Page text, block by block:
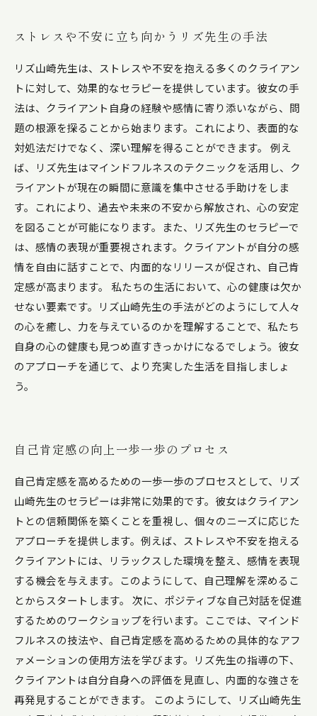
ストレスや不安に立ち向かうリズ先生の手法
リズ山崎先生は、ストレスや不安を抱える多くのクライアン
トに対して、効果的なセラピーを提供しています。彼女の手
法は、クライアント自身の経験や感情に寄り添いながら、問
題の根源を探ることから始まります。これにより、表面的な
対処法だけでなく、深い理解を得ることができます。 例え
ば、リズ先生はマインドフルネスのテクニックを活用し、ク
ライアントが現在の瞬間に意識を集中させる手助けをしま
す。これにより、過去や未来の不安から解放され、心の安定
を図ることが可能になります。また、リズ先生のセラピーで
は、感情の表現が重要視されます。クライアントが自分の感
情を自由に話すことで、内面的なリリースが促され、自己肯
定感が高まります。 私たちの生活において、心の健康は欠か
せない要素です。リズ山崎先生の手法がどのようにして人々
の心を癒し、力を与えているのかを理解することで、私たち
自身の心の健康も見つめ直すきっかけになるでしょう。彼女
のアプローチを通じて、より充実した生活を目指しましょ
う。
自己肯定感の向上一歩一歩のプロセス
自己肯定感を高めるための一歩一歩のプロセスとして、リズ
山崎先生のセラピーは非常に効果的です。彼女はクライアン
トとの信頼関係を築くことを重視し、個々のニーズに応じた
アプローチを提供します。例えば、ストレスや不安を抱える
クライアントには、リラックスした環境を整え、感情を表現
する機会を与えます。このようにして、自己理解を深めるこ
とからスタートします。 次に、ポジティブな自己対話を促進
するためのワークショップを行います。ここでは、マインド
フルネスの技法や、自己肯定感を高めるための具体的なアフ
ァメーションの使用方法を学びます。リズ先生の指導の下、
クライアントは自分自身への評価を見直し、内面的な強さを
再発見することができます。 このようにして、リズ山崎先生